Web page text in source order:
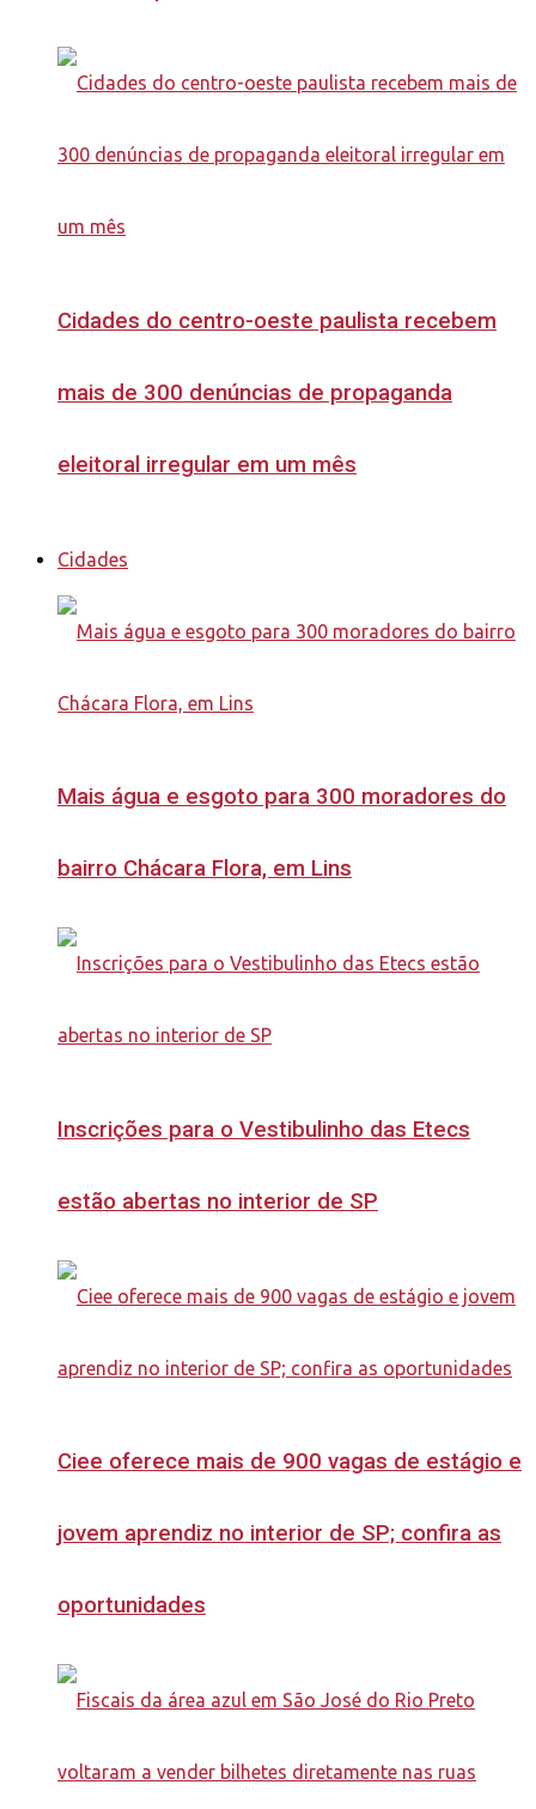
Cidades do centro-oeste paulista recebem
mais de 300 denúncias de propaganda
eleitoral irregular em um mês
Cidades
Mais água e esgoto para 300 moradores do
bairro Chácara Flora, em Lins
Inscrições para o Vestibulinho das Etecs
estão abertas no interior de SP
Ciee oferece mais de 900 vagas de estágio e
jovem aprendiz no interior de SP; confira as
oportunidades